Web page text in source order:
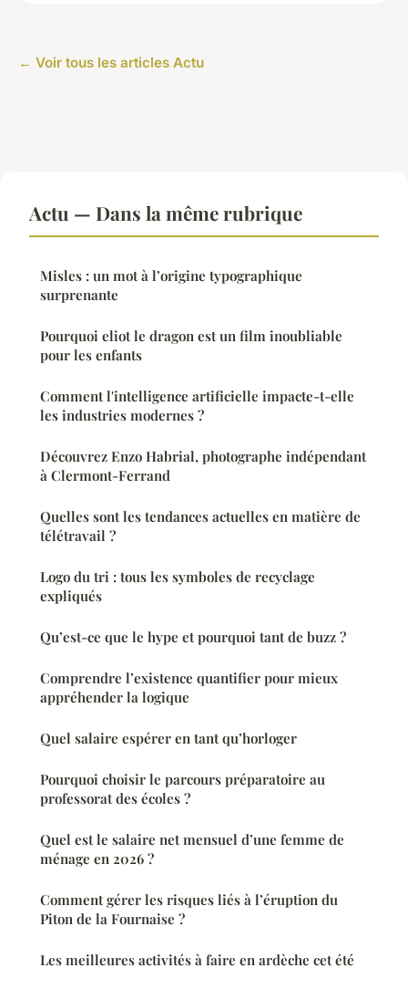
← Voir tous les articles Actu
Actu — Dans la même rubrique
Misles : un mot à l’origine typographique
surprenante
Pourquoi eliot le dragon est un film inoubliable
pour les enfants
Comment l'intelligence artificielle impacte-t-elle
les industries modernes ?
Découvrez Enzo Habrial, photographe indépendant
à Clermont-Ferrand
Quelles sont les tendances actuelles en matière de
télétravail ?
Logo du tri : tous les symboles de recyclage
expliqués
Qu’est-ce que le hype et pourquoi tant de buzz ?
Comprendre l’existence quantifier pour mieux
appréhender la logique
Quel salaire espérer en tant qu’horloger
Pourquoi choisir le parcours préparatoire au
professorat des écoles ?
Quel est le salaire net mensuel d’une femme de
ménage en 2026 ?
Comment gérer les risques liés à l’éruption du
Piton de la Fournaise ?
Les meilleures activités à faire en ardèche cet été